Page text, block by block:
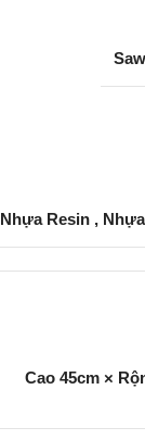
Nhựa Resin ,
Cao 45cm ×